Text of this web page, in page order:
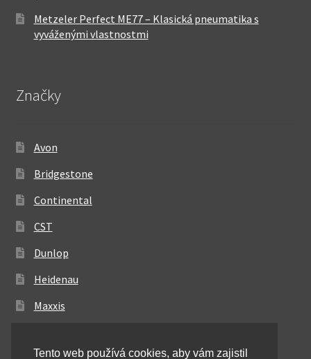
Metzeler Perfect ME77 – Klasická pneumatika s
vyváženými vlastnostmi
Značky
Avon
Bridgestone
Continental
CST
Dunlop
Heidenau
Maxxis
Tento web používá cookies, aby vám zajistil